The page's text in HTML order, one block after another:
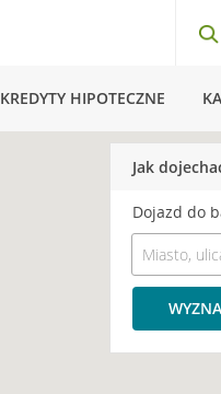
KREDYTY HIPOTECZNE
Jak
Dojazd do